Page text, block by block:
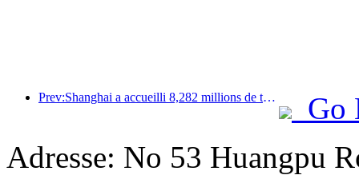
Prev:Shanghai a accueilli 8,282 millions de touristes étrangers au cours des onze premiers mois de l'année, dépassant ainsi les prévisions initiales.
Go
Adresse: No 53 Huangpu